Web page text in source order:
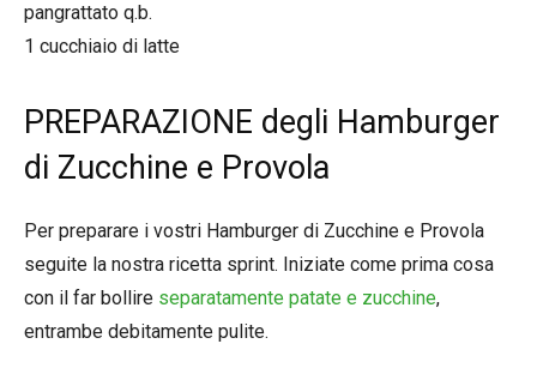
pangrattato q.b.
1 cucchiaio di latte
PREPARAZIONE degli Hamburger
di Zucchine e Provola
Per preparare i vostri Hamburger di Zucchine e Provola
seguite la nostra ricetta sprint. Iniziate come prima cosa
con il far bollire separatamente patate e zucchine,
entrambe debitamente pulite.